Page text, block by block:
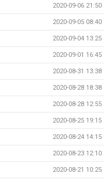
2020-09-06 21:50
2020-09-05 08:40
2020-09-04 13:25
2020-09-01 16:45
2020-08-31 13:38
2020-08-28 18:38
2020-08-28 12:55
2020-08-25 19:15
2020-08-24 14:15
2020-08-23 12:10
2020-08-21 10:25